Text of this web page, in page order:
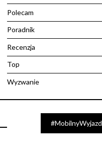
Polecam
Poradnik
Recenzja
Top
Wyzwanie
#MobilnyWyjazd